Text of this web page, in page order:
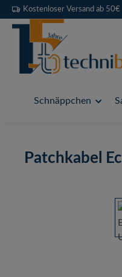
Hauptinhalt springen
Zur Suche springen
Zur Hauptnavigation
Kostenloser Versand ab 50€
Schnäppchen
Patchkabel
Bildergalerie